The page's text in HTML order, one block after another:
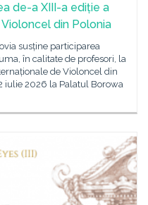
de-a XIII-a ediție a
din Polonia
susține participarea
în calitate de profesori, la
de Violoncel din
iulie 2026 la Palatul Borowa